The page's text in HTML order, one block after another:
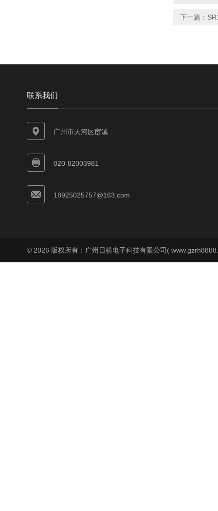
下一篇：
联系我们
广州市天河区宦溪
020-82003981
18925025757@163.com
© 2026 版权所有：广州日横电子科技有限公司(